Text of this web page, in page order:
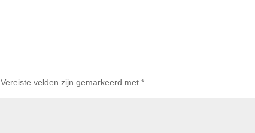
Vereiste velden zijn gemarkeerd met*